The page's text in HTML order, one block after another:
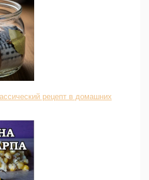
рецепт в домашних